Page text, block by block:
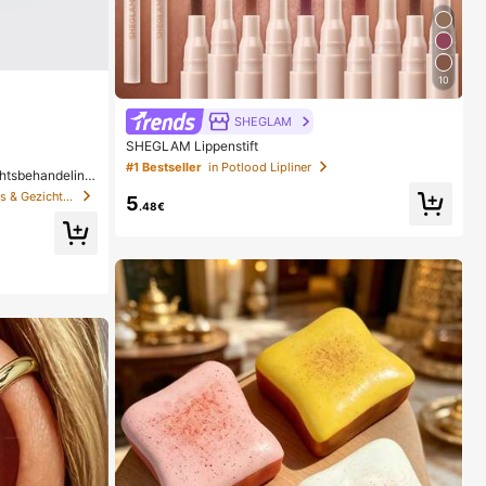
in Anti-veroudering Serums & Gezichtsbehandelingen
10
SHEGLAM
SHEGLAM Lippenstift
#1 Bestseller in Potlood Lipliner
5.48€